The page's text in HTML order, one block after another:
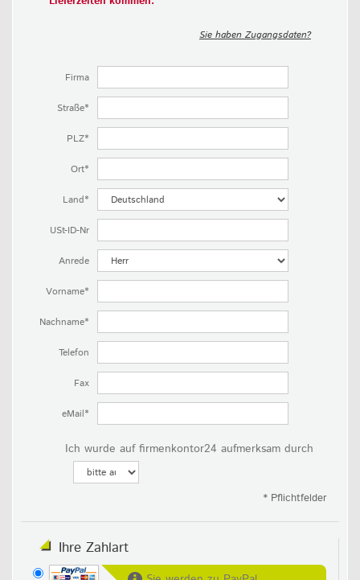
Sie haben Zugangsdaten?
Firma
Straße*
PLZ*
Ort*
Land*
USt-ID-Nr
Anrede
Vorname*
Nachname*
Telefon
Fax
eMail*
Ich wurde auf firmenkontor24 aufmerksam durch
* Pflichtfelder
Ihre Zahlart